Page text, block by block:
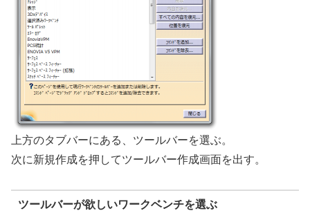
上方のタブバーにある、ツールバーを選ぶ。
次に新規作成を押してツールバー作成画面を出す。
ツールバーが欲しいワークベンチを選ぶ